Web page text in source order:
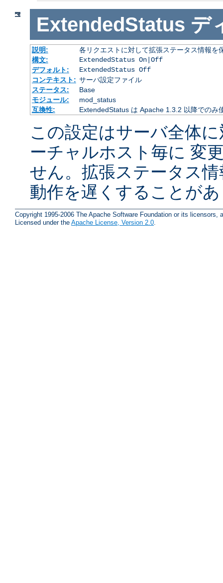
ExtendedStatus デ
説明:
各リクエストに対して拡張ステータス情報を
構文:
ExtendedStatus On|Off
デフォルト:
ExtendedStatus Off
コンテキスト: サーバ設定ファイル
ステータス:
Base
モジュール:
mod_status
互換性:
ExtendedStatus は Apache 1.3.2 以降でのみ
この設定はサーバ全体
ーチャルホスト毎に 変
せん。拡張ステータス
動作を遅くすることが
Copyright 1995-2006 The Apache Software Foundation or its licensors,
Licensed under the Apache License, Version 2.0